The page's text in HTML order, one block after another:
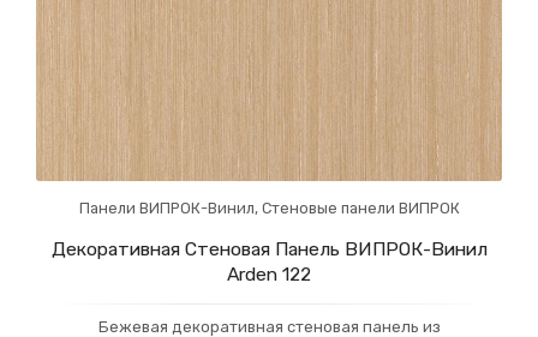
Панели ВИПРОК-Винил, Стеновые панели ВИПРОК
Декоративная Стеновая Панель ВИПРОК-Винил
Arden 122
Бежевая декоративная стеновая панель из